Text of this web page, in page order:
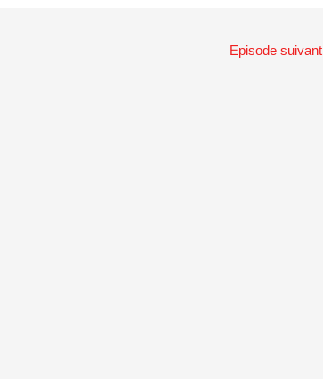
Episode suivant